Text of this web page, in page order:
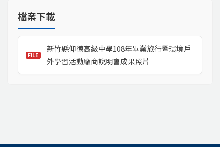
檔案下載
新竹縣仰德高級中學108年畢業旅行暨環境戶
外學習活動廠商說明會成果照片